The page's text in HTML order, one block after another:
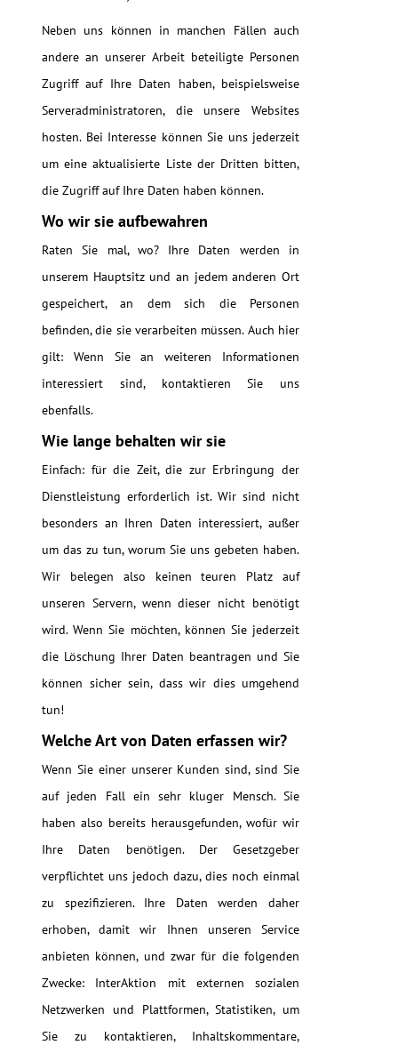
Neben uns können in manchen Fällen auch
andere an unserer Arbeit beteiligte Personen
Zugriff auf Ihre Daten haben, beispielsweise
Serveradministratoren, die unsere Websites
hosten. Bei Interesse können Sie uns jederzeit
um eine aktualisierte Liste der Dritten bitten,
die Zugriff auf Ihre Daten haben können.
Wo wir sie aufbewahren
Raten Sie mal, wo? Ihre Daten werden in
unserem Hauptsitz und an jedem anderen Ort
gespeichert, an dem sich die Personen
befinden, die sie verarbeiten müssen. Auch hier
gilt: Wenn Sie an weiteren Informationen
interessiert sind, kontaktieren Sie uns
ebenfalls.
Wie lange behalten wir sie
Einfach: für die Zeit, die zur Erbringung der
Dienstleistung erforderlich ist. Wir sind nicht
besonders an Ihren Daten interessiert, außer
um das zu tun, worum Sie uns gebeten haben.
Wir belegen also keinen teuren Platz auf
unseren Servern, wenn dieser nicht benötigt
wird. Wenn Sie möchten, können Sie jederzeit
die Löschung Ihrer Daten beantragen und Sie
können sicher sein, dass wir dies umgehend
tun!
Welche Art von Daten erfassen wir?
Wenn Sie einer unserer Kunden sind, sind Sie
auf jeden Fall ein sehr kluger Mensch. Sie
haben also bereits herausgefunden, wofür wir
Ihre Daten benötigen. Der Gesetzgeber
verpflichtet uns jedoch dazu, dies noch einmal
zu spezifizieren. Ihre Daten werden daher
erhoben, damit wir Ihnen unseren Service
anbieten können, und zwar für die folgenden
Zwecke: InterAktion mit externen sozialen
Netzwerken und Plattformen, Statistiken, um
Sie zu kontaktieren, Inhaltskommentare,